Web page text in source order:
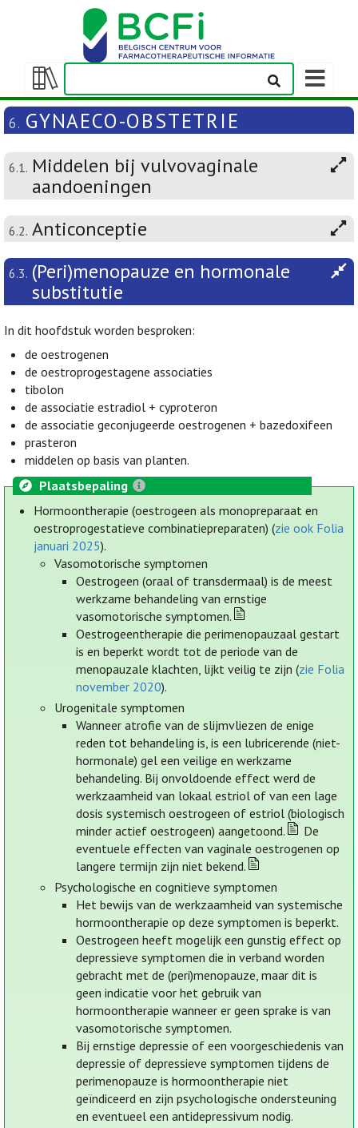
Weergeven/verbergen
inhoudstafel
6. GYNAECO-OBSTETRIE
6.1. Middelen bij vulvovaginale
aandoeningen
6.2. Anticonceptie
6.3. (Peri)menopauze en hormonale
substitutie
In dit hoofdstuk worden besproken:
de oestrogenen
de oestroprogestagene associaties
tibolon
de associatie estradiol + cyproteron
de associatie geconjugeerde oestrogenen + bazedoxifeen
prasteron
middelen op basis van planten.
Plaatsbepaling
Hormoontherapie (oestrogeen als monopreparaat en
oestroprogestatieve combinatiepreparaten) (zie ook Folia
januari 2025).
Vasomotorische symptomen
Oestrogeen (oraal of transdermaal) is de meest
werkzame behandeling van ernstige
vasomotorische symptomen.
Oestrogeentherapie die perimenopauzaal gestart
is en beperkt wordt tot de periode van de
menopauzale klachten, lijkt veilig te zijn (zie Folia
november 2020).
Urogenitale symptomen
Wanneer atrofie van de slijmvliezen de enige
reden tot behandeling is, is een lubricerende (niet-
hormonale) gel een veilige en werkzame
behandeling. Bij onvoldoende effect werd de
werkzaamheid van lokaal estriol of van een lage
dosis systemisch oestrogeen of estriol (biologisch
minder actief oestrogeen) aangetoond.
De
eventuele effecten van vaginale oestrogenen op
langere termijn zijn niet bekend.
Psychologische en cognitieve symptomen
Het bewijs van de werkzaamheid van systemische
hormoontherapie op deze symptomen is beperkt.
Oestrogeen heeft mogelijk een gunstig effect op
depressieve symptomen die in verband worden
gebracht met de (peri)menopauze, maar dit is
geen indicatie voor het gebruik van
hormoontherapie wanneer er geen sprake is van
vasomotorische symptomen.
Bij ernstige depressie of een voorgeschiedenis van
depressie of depressieve symptomen tijdens de
perimenopauze is hormoontherapie niet
geïndiceerd en zijn psychologische ondersteuning
en eventueel een antidepressivum nodig.